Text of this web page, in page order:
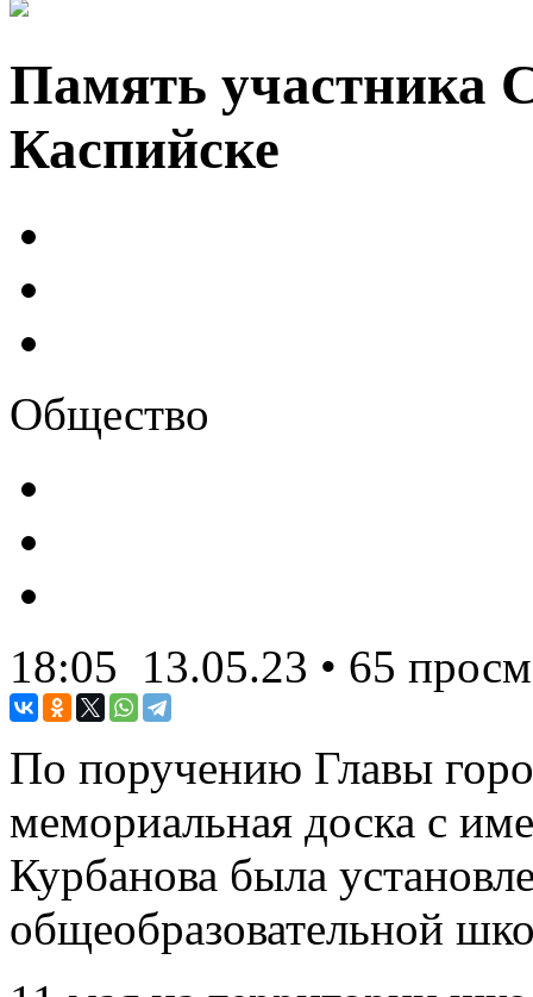
Память участника
Каспийске
Общество
18:05 13.05.23 • 65
По поручению Главы
мемориальная доска с
Курбанова была
общеобразовательной